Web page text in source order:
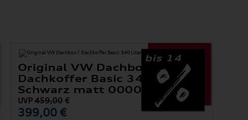
bis 14
Original VW Dachbox /
Dachkoffer Basic 340 Liter,
Schwarz matt 000071200
UVP 459,00€
399,00 €